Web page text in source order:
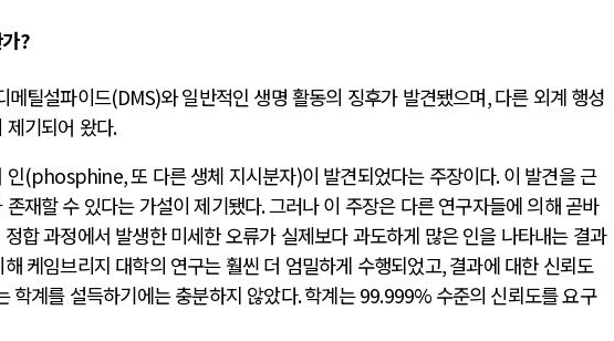
?
메틸설파이드(DMS)와 일반적인 생명 활동의 징후가 발견됐으며,다른 외계 행성
제기되어 왔다.
인(phosphine,또 다른 생체 지시분자)이 발견되었다는 주장이다.이 발견을 근
재할 수 있다는 가설이 제기됐다.그러나 이 주장은 다른 연구자들에 의해 곧바
합 과정에서 발생한 미세한 오류가 실제보다 과도하게 많은 인을 나타내는 결과
해 케임브리지 대학의 연구는 훨씬 더 엄밀하게 수행되었고,결과에 대한 신뢰도
학계를 설득하기에는 충분하지 않았다.학계는99.999% 수준의 신뢰도를 요구